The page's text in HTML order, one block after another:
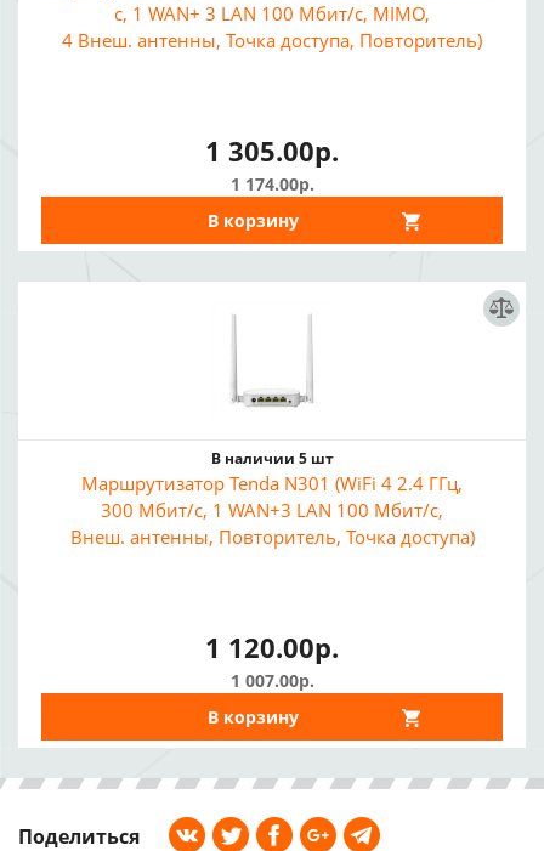
с, 1 WAN+ 3 LAN 100 Мбит/с, MIMO,
4 Внеш. антенны, Точка доступа, Повторитель)
1 305.00р.
1 174.00р.
В корзину
В наличии 5 шт
Маршрутизатор Tenda N301 (WiFi 4 2.4 ГГц,
300 Мбит/с, 1 WAN+3 LAN 100 Мбит/с,
Внеш. антенны, Повторитель, Точка доступа)
1 120.00р.
1 007.00р.
В корзину
Поделиться